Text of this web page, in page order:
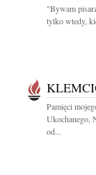
"Bywam
tylko wtedy,
Pamięci
Ukochanego,
od...